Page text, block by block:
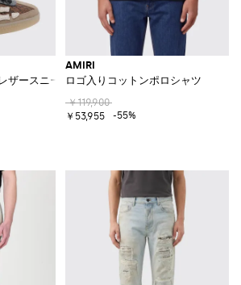
ザースニーカー
AMIRI
ロゴ入りコットンポロシャツ
￥119,900
￥53,955
-55%